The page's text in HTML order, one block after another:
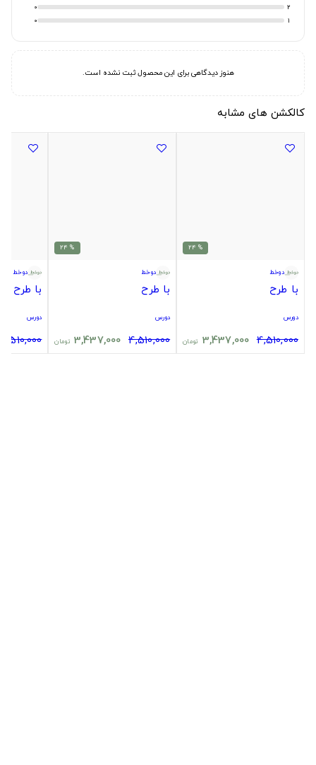
2
0
1
0
هنوز دیدگاهی برای این محصول ثبت نشده است.
کالکشن های مشابه
% 24
دوخط
با طرح
دورس
4,510,000
3,437,000 تومان
% 24
دوخط
با طرح
دورس
4,510,000
3,437,000 تومان
دوخط
با طرح
دورس
4,510,000